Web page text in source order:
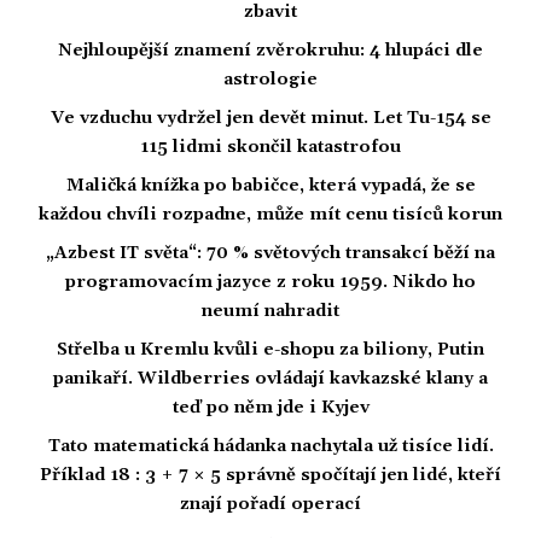
zbavit
Nejhloupější znamení zvěrokruhu: 4 hlupáci dle
astrologie
Ve vzduchu vydržel jen devět minut. Let Tu-154 se
115 lidmi skončil katastrofou
Maličká knížka po babičce, která vypadá, že se
každou chvíli rozpadne, může mít cenu tisíců korun
„Azbest IT světa“: 70 % světových transakcí běží na
programovacím jazyce z roku 1959. Nikdo ho
neumí nahradit
Střelba u Kremlu kvůli e-shopu za biliony, Putin
panikaří. Wildberries ovládají kavkazské klany a
teď po něm jde i Kyjev
Tato matematická hádanka nachytala už tisíce lidí.
Příklad 18 : 3 + 7 × 5 správně spočítají jen lidé, kteří
znají pořadí operací